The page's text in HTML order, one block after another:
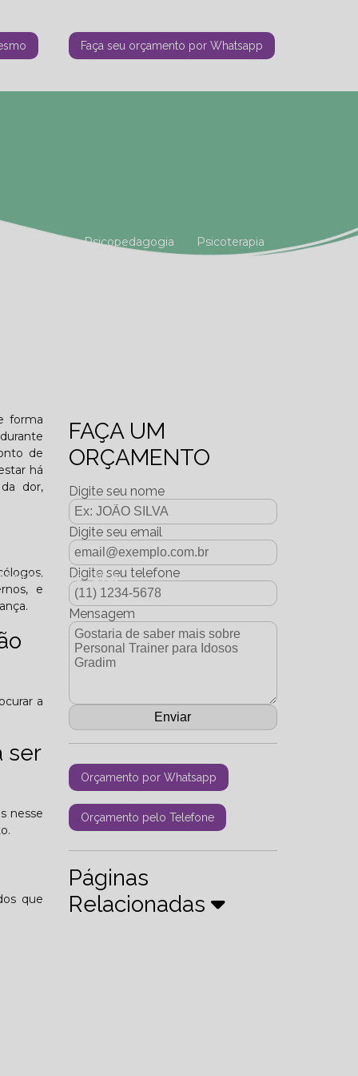
Faça seu orçamento por Whatsapp
Psicopedagogia Psicoterapia
Dezembro - 2025
forma
de
há
dor,
e
a
ser
nesse
que
FAÇA UM
ORÇAMENTO
Digite seu nome
Digite seu email
Digite seu telefone
Mensagem
Orçamento por Whatsapp
Orçamento pelo Telefone
Páginas
Relacionadas